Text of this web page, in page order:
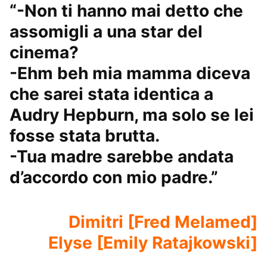
“-Non ti hanno mai detto che
assomigli a una star del
cinema?
-Ehm beh mia mamma diceva
che sarei stata identica a
Audry Hepburn, ma solo se lei
fosse stata brutta.
-Tua madre sarebbe andata
d’accordo con mio padre.”
Dimitri [Fred Melamed]
Elyse [Emily Ratajkowski]